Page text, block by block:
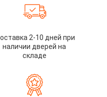
2-10 дней при
наличии дверей на
складе